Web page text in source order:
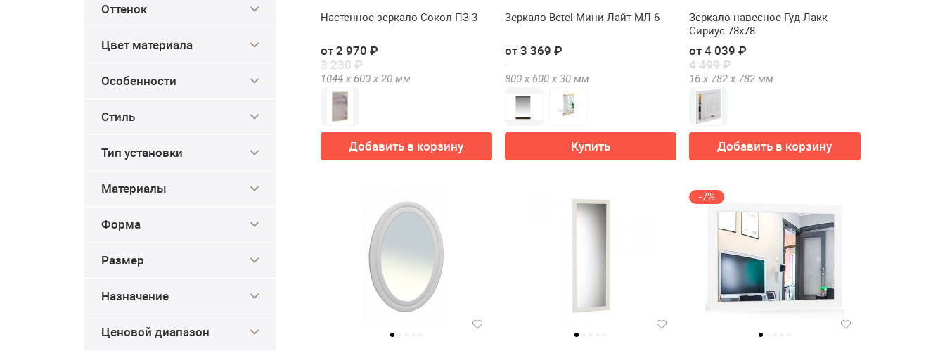
Настенное зеркало Сокол ПЗ-3
от 2 970 ₽
3 230 ₽
1044 х 600 х 20 мм
Добавить в корзину
Зеркало Betel Мини-Лайт МЛ-6
от 3 369 ₽
800 х 600 х 30 мм
Купить
Зеркало навесное Гуд Лакк
Сириус 78х78
от 4 039 ₽
4 499 ₽
16 х 782 х 782 мм
Добавить в корзину
-7%
Оттенок
Цвет материала
Особенности
Стиль
Тип установки
Материалы
Форма
Размер
Назначение
Ценовой диапазон